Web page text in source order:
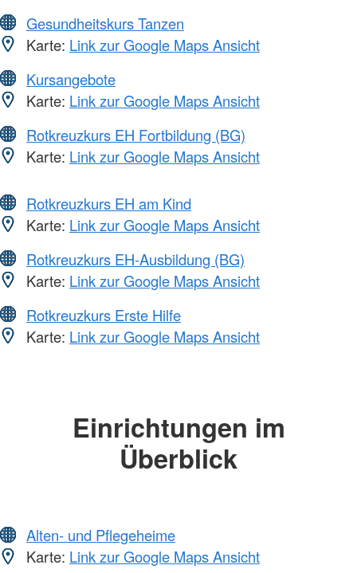
Gesundheitskurs Tanzen
Karte: Link zur Google Maps Ansicht
Kursangebote
Karte: Link zur Google Maps Ansicht
Rotkreuzkurs EH Fortbildung (BG)
Karte: Link zur Google Maps Ansicht
Rotkreuzkurs EH am Kind
Karte: Link zur Google Maps Ansicht
Rotkreuzkurs EH-Ausbildung (BG)
Karte: Link zur Google Maps Ansicht
Rotkreuzkurs Erste Hilfe
Karte: Link zur Google Maps Ansicht
Einrichtungen im
Überblick
Alten- und Pflegeheime
Karte: Link zur Google Maps Ansicht